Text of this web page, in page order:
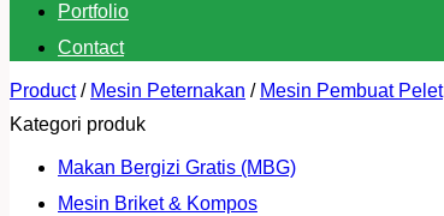
Portfolio
Contact
Product / Mesin Peternakan / Mesin Pembuat Pelet
Kategori produk
Makan Bergizi Gratis (MBG)
Mesin Briket & Kompos